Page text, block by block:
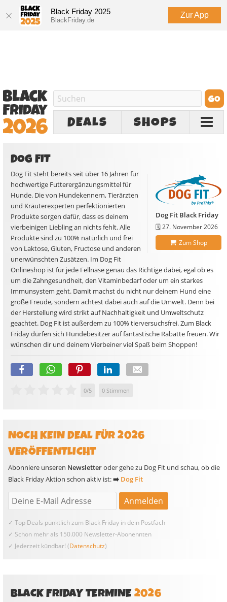
Black Friday 2025
BlackFriday.de
Zur App
DEALS SHOPS
DOG FIT
Dog Fit Black Friday
🗓️27. November 2026
Zum Shop
Dog Fit steht bereits seit über 16 Jahren für
hochwertige Futterergänzungsmittel für
Hunde. Die von Hundekennern, Tierärzten
und Kräuterexperten perfektionierten
Produkte sorgen dafür, dass es deinem
vierbeinigen Liebling an nichts fehlt. Alle
Produkte sind zu 100% natürlich und frei
von Laktose, Gluten, Fructose und anderen
unerwünschten Zusätzen. Im Dog Fit
Onlineshop ist für jede Fellnase genau das Richtige dabei, egal ob es
um die Zahngesundheit, den Vitaminbedarf oder um ein starkes
Immunsystem geht. Damit machst du nicht nur deinem Hund eine
große Freude, sondern achtest dabei auch auf die Umwelt. Denn bei
der Herstellung wird strikt auf Nachhaltigkeit und Umweltschutz
geachtet. Dog Fit ist außerdem zu 100% tierversuchsfrei. Zum Black
Friday dürfen sich Hundebesitzer auf fantastische Rabatte freuen. Wir
wünschen dir und deinem Vierbeiner viel Spaß beim Shoppen!
0/5 0 Stimmen
NOCH KEIN DEAL FÜR 2026
VERÖFFENTLICHT
Abonniere unseren Newsletteroder gehe zu Dog Fit und schau, ob die
Black Friday Aktion schon aktiv ist:➡️ Dog Fit
✓ Top Deals pünktlich zum Black Friday in dein Postfach
✓ Schon mehr als 150.000 Newsletter-Abonennten
✓ Jederzeit kündbar! (Datenschutz)
BLACK FRIDAY TERMINE2026